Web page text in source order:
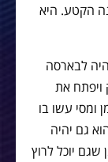
הקטע. היא
לבארסה
ויפתח את
ומסי עשו בו
הוא גם יהיה
שגם יוכל לרוץ